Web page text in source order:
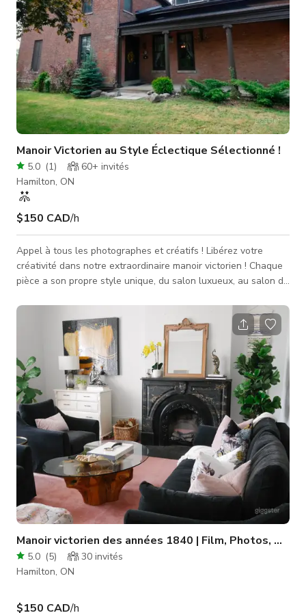
Manoir Victorien au Style Éclectique Sélectionné !
5.0 (1) 60+ invités
Hamilton, ON
$150 CAD/h
Appel à tous les photographes et créatifs ! Libérez votre
créativité dans notre extraordinaire manoir victorien ! Chaque
pièce a son propre style unique, du salon luxueux, au salon de
l'ambiance florale vintage des années 80 dans la salle à
manger. Il y en a pour tous les goûts ! Cette propriété
enchanteuse dispose de pièces lumineuses éclairées par de
grandes fenêtres en baie orientées à l'ouest, inondant
l'espace d'une
Manoir victorien des années 1840 | Film, Photos,
5.0 (5) 30 invités
Hamilton, ON
$150 CAD/h